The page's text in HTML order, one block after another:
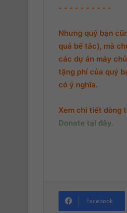
- - - - - - - - - -
Nhưng quý bạn
quá bế tắc), mà
các dự án máy
tặng phí của quý
có ý nghĩa.
Xem chi tiết dòng
Donate tại đây.
Facebook